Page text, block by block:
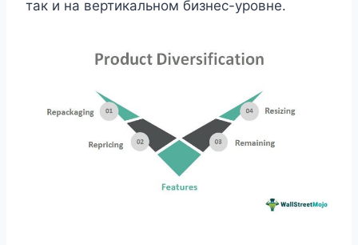
так и на вертикальном бизнес-уровне.